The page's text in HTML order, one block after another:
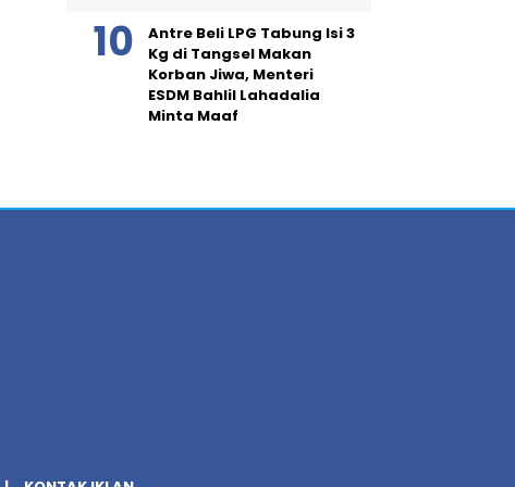
Antre Beli LPG Tabung Isi 3
Kg di Tangsel Makan
Korban Jiwa, Menteri
ESDM Bahlil Lahadalia
Minta Maaf